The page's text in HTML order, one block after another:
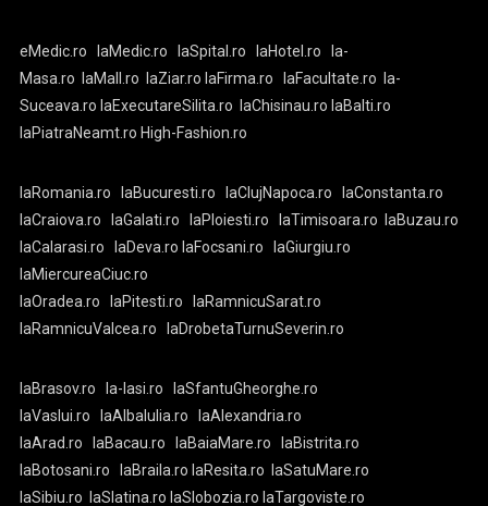
eMedic.ro laMedic.ro laSpital.ro laHotel.ro
la-
Masa.ro
laMall.ro laZiar.ro laFirma.ro laFacultate.ro
la-
Suceava.ro laExecutareSilita.ro laChisinau.ro laBalti.ro
laPiatraNeamt.ro High-Fashion.ro
laRomania.ro laBucuresti.ro laClujNapoca.ro
laConstanta.ro
laCraiova.ro
laGalati.ro laPloiesti.ro laTimisoara.ro
laBuzau.ro
laCalarasi.ro
laDeva.ro laFocsani.ro
laGiurgiu.ro
laMiercureaCiuc.ro
laOradea.ro
laPitesti.ro
laRamnicuSarat.ro
laRamnicuValcea.ro
laDrobetaTurnuSeverin.ro
laBrasov.ro la-Iasi.ro
laSfantuGheorghe.ro
laVaslui.ro
laAlbaIulia.ro
laAlexandria.ro
laArad.ro
laBacau.ro laBaiaMare.ro
laBistrita.ro
laBotosani.ro
laBraila.ro laResita.ro
laSatuMare.ro
laSibiu.ro
laSlatina.ro laSlobozia.ro laTargoviste.ro